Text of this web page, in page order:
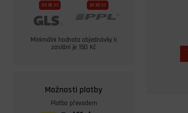
Od 59 Kč Od 69 Kč
Minimální hodnota objednávky k
zaslání je 150 Kč
Možnosti platby
Platba převodem